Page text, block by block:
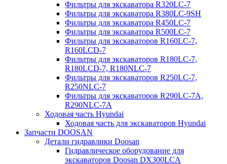
Фильтры для экскаватора R320LC-7
Фильтры для экскаватора R380LC-9SH
Фильтры для экскаватора R450LC-7
Фильтры для экскаватора R500LC-7
Фильтры для экскаваторов R160LC-7,
R160LCD-7
Фильтры для экскаваторов R180LC-7,
R180LCD-7, R180NLC-7
Фильтры для экскаваторов R250LC-7,
R250NLC-7
Фильтры для экскаваторов R290LC-7A,
R290NLC-7A
Ходовая часть Hyundai
Ходовая часть для экскаваторов Hyundai
Запчасти DOOSAN
Детали гидравлики Doosan
Гидравлическое оборудование для
экскаваторов Doosan DX300LCA